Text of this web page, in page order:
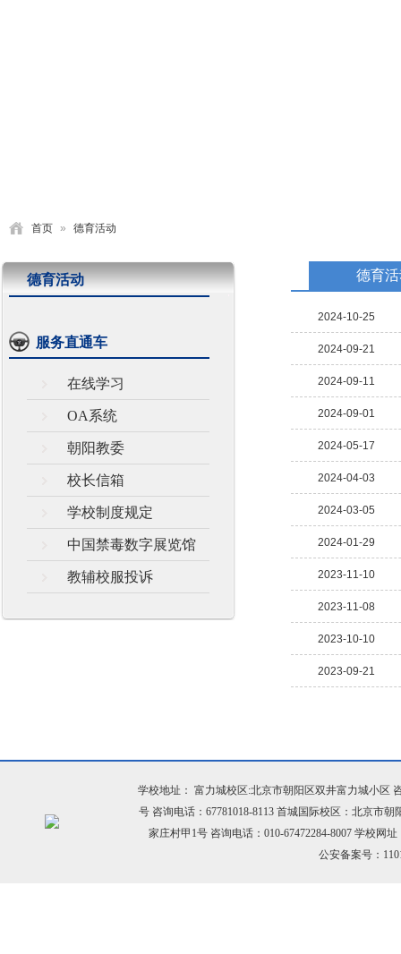
首页 » 德育活动
德育活动
服务直通车
在线学习
OA系统
朝阳教委
校长信箱
学校制度规定
中国禁毒数字展览馆
教辅校服投诉
德育
2024-10-25
2024-09-21
2024-09-11
2024-09-01
2024-05-17
2024-04-03
2024-03-05
2024-01-29
2023-11-10
2023-11-08
2023-10-10
2023-09-21
学校地址： 富力城校区:北京市朝阳区双井富力城小区
号 咨询电话：67781018-8113 首城国际校区：北京市
家庄村甲1号 咨询电话：010-67472284-8007 学校网
公安备案号：